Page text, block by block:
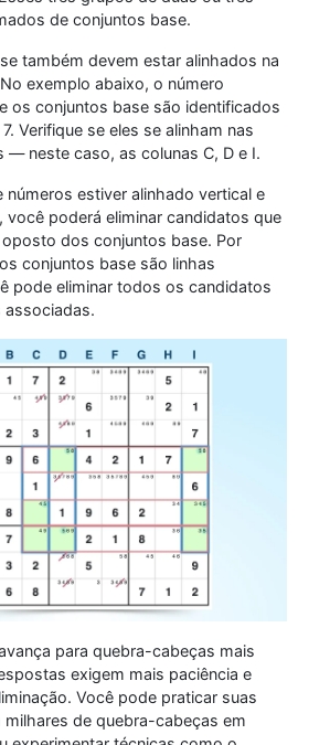
de conjuntos base.
também devem estar alinhados na
exemplo abaixo, o número
os conjuntos base são identificados
Verifique se eles se alinham nas
— neste caso, as colunas C, D e I.
números estiver alinhado vertical e
você poderá eliminar candidatos que
dos conjuntos base. Por
conjuntos base são linhas
pode eliminar todos os candidatos
associadas.
para quebra-cabeças mais
exigem mais paciência e
Você pode praticar suas
de quebra-cabeças em